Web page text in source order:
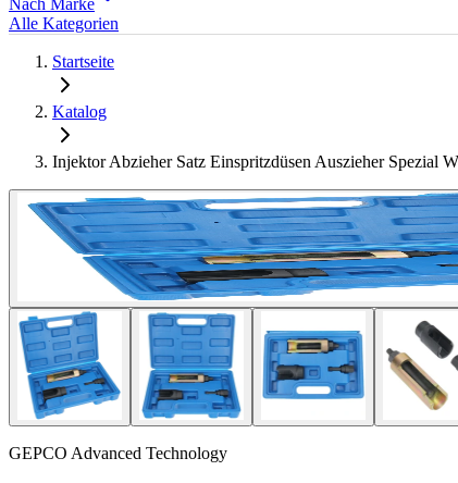
Nach Marke
Alle Kategorien
Startseite
Katalog
Injektor Abzieher Satz Einspritzdüsen Auszieher Spezial
GEPCO Advanced Technology